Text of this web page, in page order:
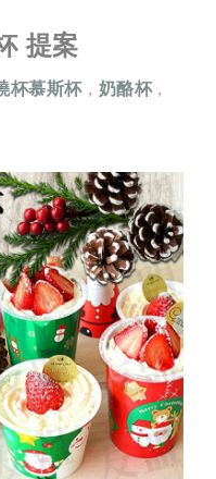
提案
杯慕斯杯， 奶酪杯，